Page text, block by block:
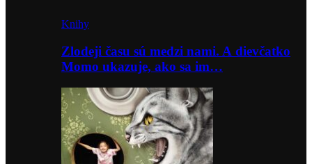
Knihy
Zlodeji času sú medzi nami. A dievčatko
Momo ukazuje, ako sa im…